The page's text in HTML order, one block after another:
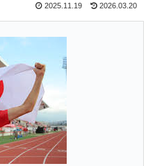
2025.11.19 2026.03.20